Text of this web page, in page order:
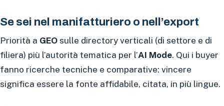
Se sei nel manifatturiero o nell’export
Priorità a GEO sulle directory verticali (di settore e di
filiera) più l’autorità tematica per l’AI Mode. Qui i buyer
fanno ricerche tecniche e comparative: vincere
significa essere la fonte affidabile, citata, in più lingue.